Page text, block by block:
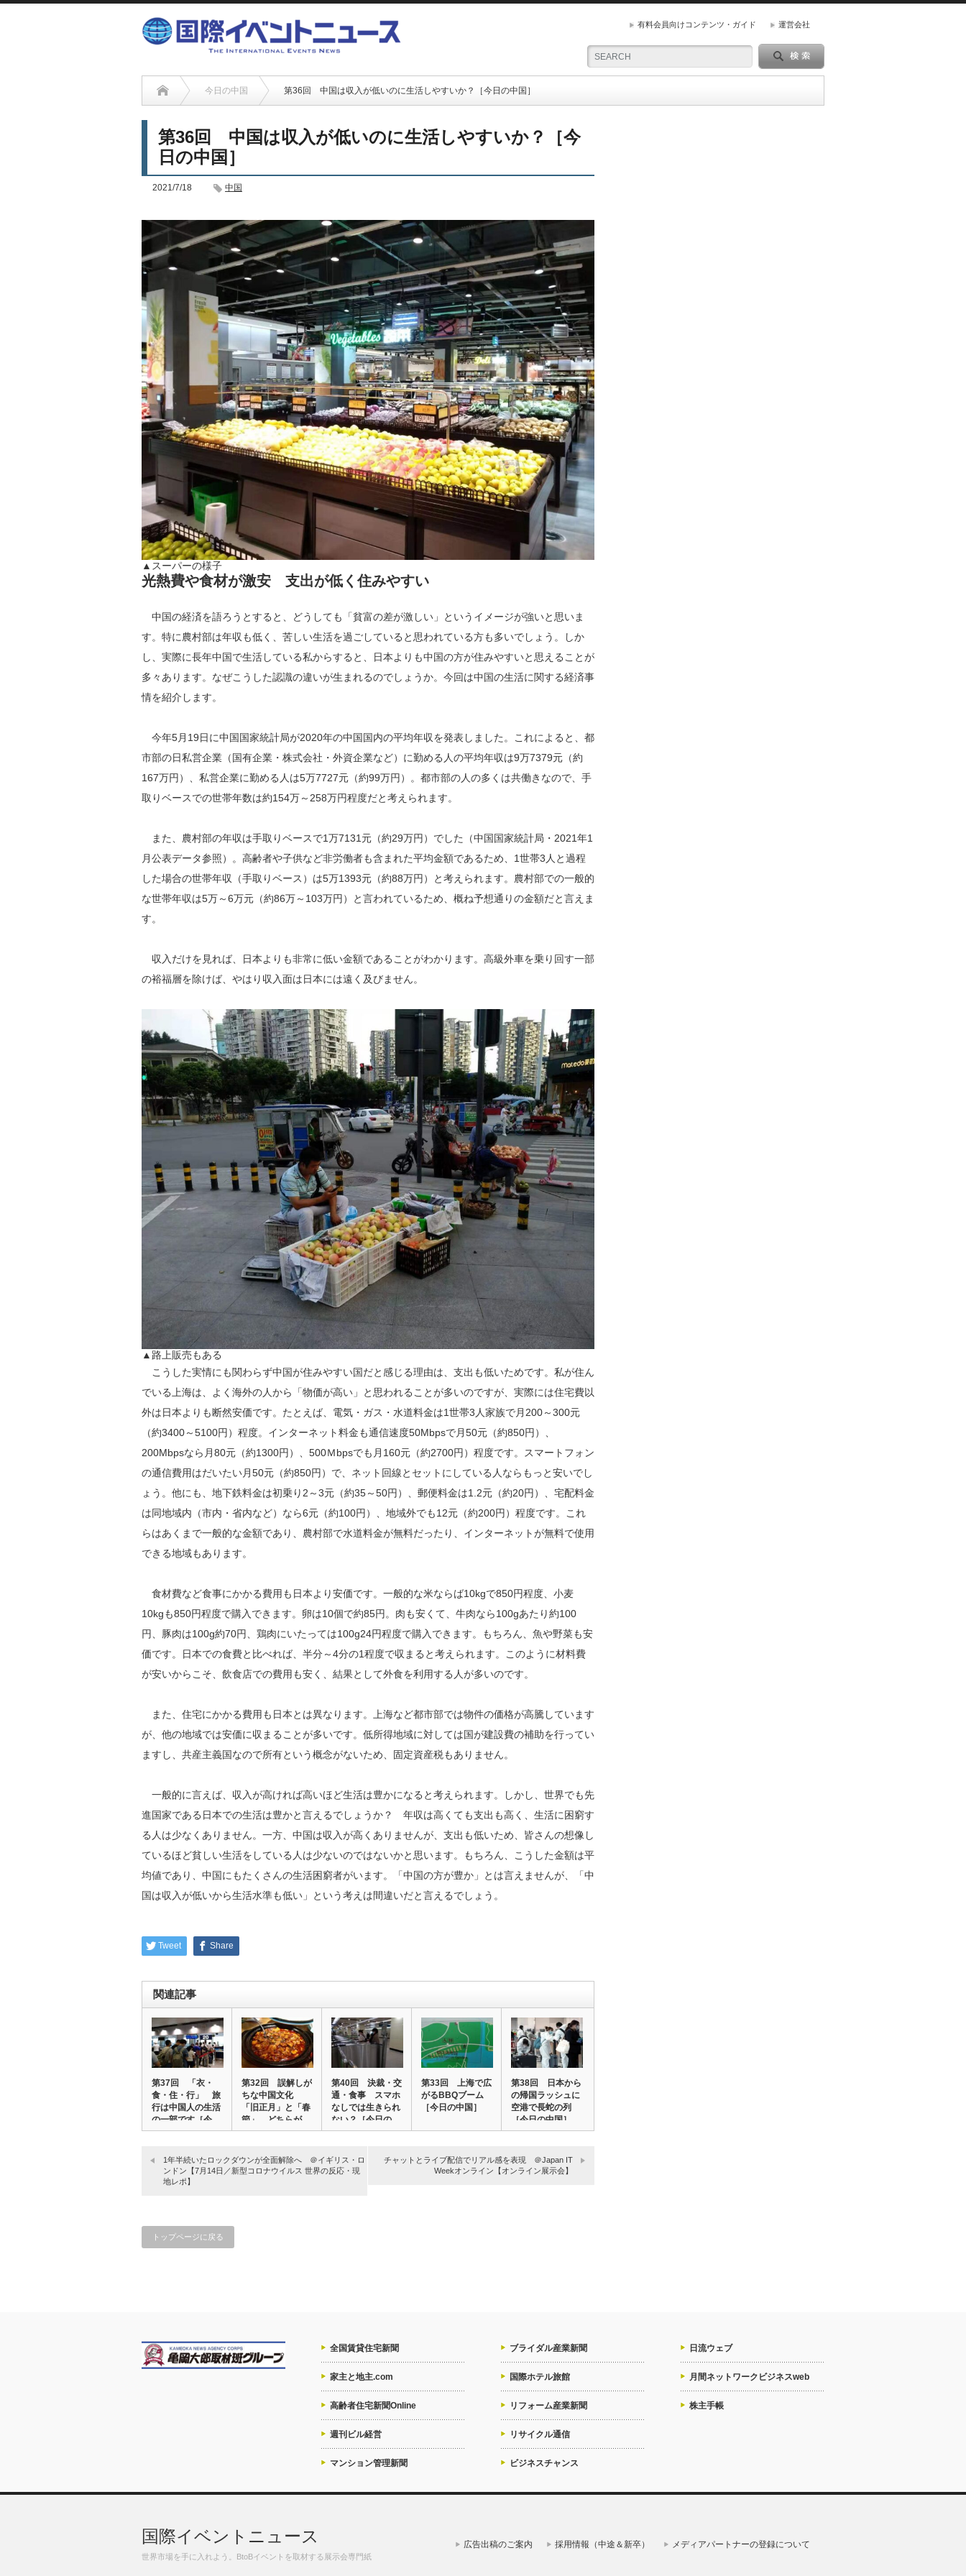
有料会員向けコンテンツ・ガイド 運営会社
今日の中国 第36回 中国は収入が低いのに生活しやすいか？［今日の中国］
第36回 中国は収入が低いのに生活しやすいか？［今
日の中国］
2021/7/18 中国
▲スーパーの様子
光熱費や食材が激安 支出が低く住みやすい
中国の経済を語ろうとすると、どうしても「貧富の差が激しい」というイメージが強いと思いま
す。特に農村部は年収も低く、苦しい生活を過ごしていると思われている方も多いでしょう。しか
し、実際に長年中国で生活している私からすると、日本よりも中国の方が住みやすいと思えることが
多々あります。なぜこうした認識の違いが生まれるのでしょうか。今回は中国の生活に関する経済事
情を紹介します。
今年5月19日に中国国家統計局が2020年の中国国内の平均年収を発表しました。これによると、都
市部の日私営企業（国有企業・株式会社・外資企業など）に勤める人の平均年収は9万7379元（約
167万円）、私営企業に勤める人は5万7727元（約99万円）。都市部の人の多くは共働きなので、手
取りベースでの世帯年数は約154万～258万円程度だと考えられます。
また、農村部の年収は手取りベースで1万7131元（約29万円）でした（中国国家統計局・2021年1
月公表データ参照）。高齢者や子供など非労働者も含まれた平均金額であるため、1世帯3人と過程
した場合の世帯年収（手取りベース）は5万1393元（約88万円）と考えられます。農村部での一般的
な世帯年収は5万～6万元（約86万～103万円）と言われているため、概ね予想通りの金額だと言えま
す。
収入だけを見れば、日本よりも非常に低い金額であることがわかります。高級外車を乗り回す一部
の裕福層を除けば、やはり収入面は日本には遠く及びません。
▲路上販売もある
こうした実情にも関わらず中国が住みやすい国だと感じる理由は、支出も低いためです。私が住ん
でいる上海は、よく海外の人から「物価が高い」と思われることが多いのですが、実際には住宅費以
外は日本よりも断然安価です。たとえば、電気・ガス・水道料金は1世帯3人家族で月200～300元
（約3400～5100円）程度。インターネット料金も通信速度50Mbpsで月50元（約850円）、
200Mbpsなら月80元（約1300円）、500Ｍbpsでも月160元（約2700円）程度です。スマートフォン
の通信費用はだいたい月50元（約850円）で、ネット回線とセットにしている人ならもっと安いでし
ょう。他にも、地下鉄料金は初乗り2～3元（約35～50円）、郵便料金は1.2元（約20円）、宅配料金
は同地域内（市内・省内など）なら6元（約100円）、地域外でも12元（約200円）程度です。これ
らはあくまで一般的な金額であり、農村部で水道料金が無料だったり、インターネットが無料で使用
できる地域もあります。
食材費など食事にかかる費用も日本より安価です。一般的な米ならば10kgで850円程度、小麦
10kgも850円程度で購入できます。卵は10個で約85円。肉も安くて、牛肉なら100gあたり約100
円、豚肉は100g約70円、鶏肉にいたっては100g24円程度で購入できます。もちろん、魚や野菜も安
価です。日本での食費と比べれば、半分～4分の1程度で収まると考えられます。このように材料費
が安いからこそ、飲食店での費用も安く、結果として外食を利用する人が多いのです。
また、住宅にかかる費用も日本とは異なります。上海など都市部では物件の価格が高騰しています
が、他の地域では安価に収まることが多いです。低所得地域に対しては国が建設費の補助を行ってい
ますし、共産主義国なので所有という概念がないため、固定資産税もありません。
一般的に言えば、収入が高ければ高いほど生活は豊かになると考えられます。しかし、世界でも先
進国家である日本での生活は豊かと言えるでしょうか？ 年収は高くても支出も高く、生活に困窮す
る人は少なくありません。一方、中国は収入が高くありませんが、支出も低いため、皆さんの想像し
ているほど貧しい生活をしている人は少ないのではないかと思います。もちろん、こうした金額は平
均値であり、中国にもたくさんの生活困窮者がいます。「中国の方が豊か」とは言えませんが、「中
国は収入が低いから生活水準も低い」という考えは間違いだと言えるでしょう。
Tweet Share
関連記事
第37回 「衣・
食・住・行」 旅
行は中国人の生活
の一部です［今
日…
第32回 誤解しが
ちな中国文化
「旧正月」と「春
節」、どちらが
正…
第40回 決裁・交
通・食事 スマホ
なしでは生きられ
ない？［今日の…
第33回 上海で広
がるBBQブーム
［今日の中国］
第38回 日本から
の帰国ラッシュに
空港で長蛇の列
［今日の中国］
1年半続いたロックダウンが全面解除へ ＠イギリス・ロ
ンドン【7月14日／新型コロナウイルス 世界の反応・現
地レポ】
チャットとライブ配信でリアル感を表現 ＠Japan IT
Weekオンライン【オンライン展示会】
トップページに戻る
全国賃貸住宅新聞
家主と地主.com
高齢者住宅新聞Online
週刊ビル経営
マンション管理新聞
ブライダル産業新聞
国際ホテル旅館
リフォーム産業新聞
リサイクル通信
ビジネスチャンス
日流ウェブ
月間ネットワークビジネスweb
株主手帳
国際イベントニュース
世界市場を手に入れよう。BtoBイベントを取材する展示会専門紙
広告出稿のご案内 採用情報（中途＆新卒） メディアパートナーの登録について